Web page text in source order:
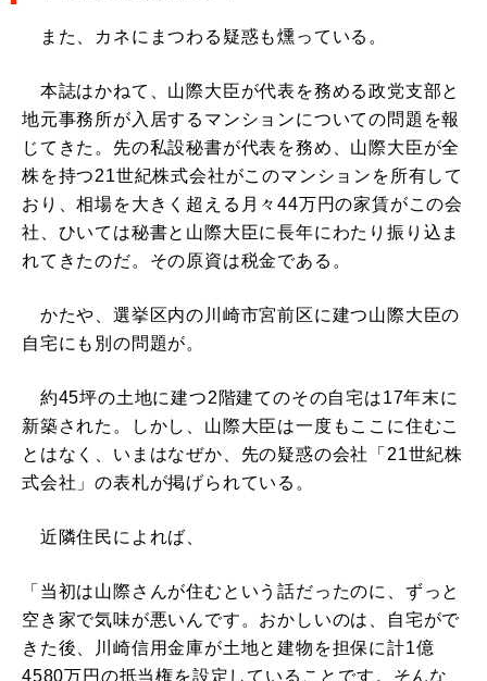
また、カネにまつわる疑惑も燻っている。
本誌はかねて、山際大臣が代表を務める政党支部と
地元事務所が入居するマンションについての問題を報
じてきた。先の私設秘書が代表を務め、山際大臣が全
株を持つ21世紀株式会社がこのマンションを所有して
おり、相場を大きく超える月々44万円の家賃がこの会
社、ひいては秘書と山際大臣に長年にわたり振り込ま
れてきたのだ。その原資は税金である。
かたや、選挙区内の川崎市宮前区に建つ山際大臣の
自宅にも別の問題が。
約45坪の土地に建つ2階建てのその自宅は17年末に
新築された。しかし、山際大臣は一度もここに住むこ
とはなく、いまはなぜか、先の疑惑の会社「21世紀株
式会社」の表札が掲げられている。
近隣住民によれば、
「当初は山際さんが住むという話だったのに、ずっと
空き家で気味が悪いんです。おかしいのは、自宅がで
きた後、川崎信用金庫が土地と建物を担保に計1億
4580万円の抵当権を設定していることです。そんな